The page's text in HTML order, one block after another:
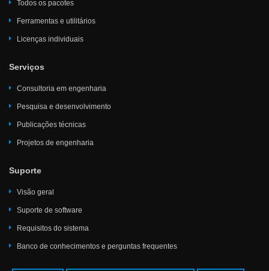
Todos os pacotes
Ferramentas e utilitários
Licenças individuais
Serviços
Consultoria em engenharia
Pesquisa e desenvolvimento
Publicações técnicas
Projetos de engenharia
Suporte
Visão geral
Suporte de software
Requisitos do sistema
Banco de conhecimentos e perguntas frequentes